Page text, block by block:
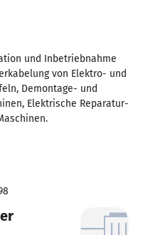
und Inbetriebnahme
von Elektro- und
Demontage- und
Elektrische Reparatur-